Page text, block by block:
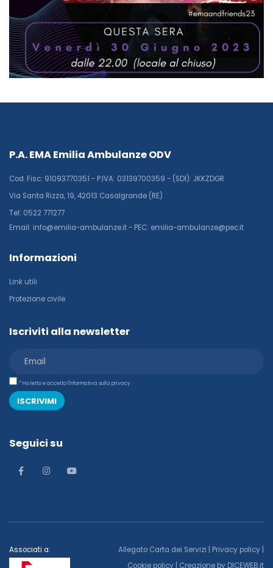
P.A. EMA Emilia Ambulanze ODV
Cod. Fisc: 91093770351 - P.IVA: 03139700359 - (SDI): JKKZDGR
Via Santa Rizza, 19, 42013 Casalgrande (RE)
Tel: 0522 771277
Email: info@emilia-ambulanze.it - PEC: emilia-ambulanze@pec.it
Informazioni
Link utili
Protezione civile
Iscriviti alla newsletter
* Ho letto e accetto l'informativa sulla privacy
ISCRIVIMI
Seguici su
Associati a: Allegato Carta dei Servizi Privacy policy|
Cookie policy| Creazione by DICEWEB.it